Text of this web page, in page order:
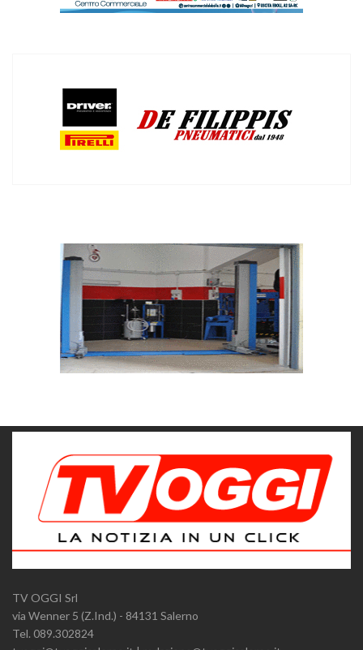
TV OGGI Srl
via Wenner 5 (Z.Ind.) - 84131 Salerno
Tel. 089.302824